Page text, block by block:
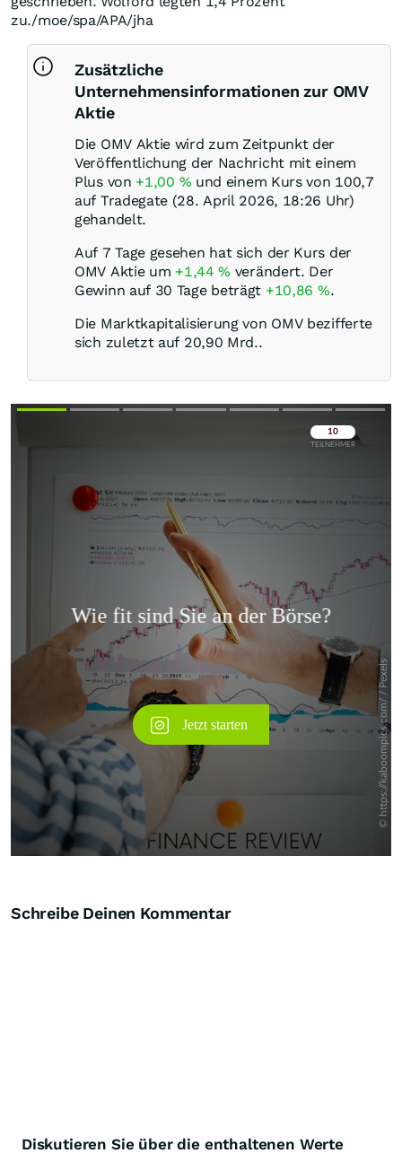
zu./moe/spa/APA/jha
Zusätzliche
Unternehmensinformationen zur OMV
Aktie
Die OMV Aktie wird zum Zeitpunkt der
Veröffentlichung der Nachricht mit einem
Plus von +1,00 % und einem Kurs von 100,7
auf Tradegate (28. April 2026, 18:26 Uhr)
gehandelt.
Auf 7 Tage gesehen hat sich der Kurs der
OMV Aktie um +1,44% verändert. Der
Gewinn auf 30 Tage beträgt +10,86 %.
Die Marktkapitalisierung von OMV bezifferte
sich zuletzt auf 20,90 Mrd..
Überspringen
Schreibe Deinen Kommentar
Diskutieren Sie über die enthaltenen Werte